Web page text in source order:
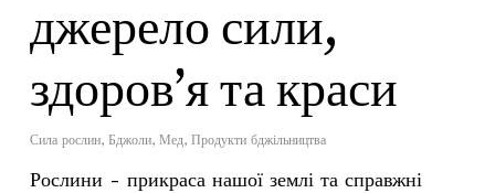
джерело сили,
здоров’я та краси
Сила рослин, Бджоли, Мед, Продукти бджільництва
Рослини - прикраса нашої землі та справжні